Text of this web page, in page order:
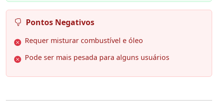
Pontos Negativos
Requer misturar combustível e óleo
Pode ser mais pesada para alguns usuários